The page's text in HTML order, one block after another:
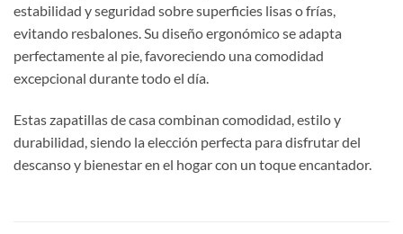
estabilidad y seguridad sobre superficies lisas o frías,
evitando resbalones. Su diseño ergonómico se adapta
perfectamente al pie, favoreciendo una comodidad
excepcional durante todo el día.
Estas zapatillas de casa combinan comodidad, estilo y
durabilidad, siendo la elección perfecta para disfrutar del
descanso y bienestar en el hogar con un toque encantador.